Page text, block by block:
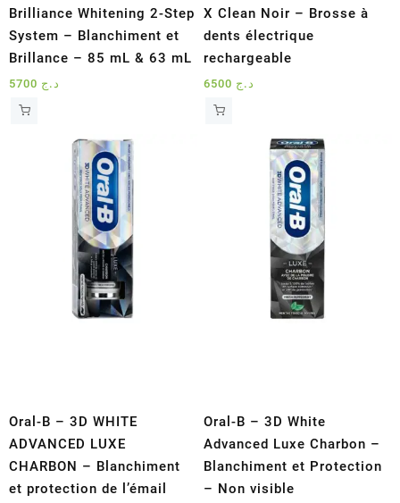
Brilliance Whitening 2-Step
System – Blanchiment et
Brillance – 85 mL & 63 mL
د.ج
X Clean Noir – Brosse à
dents électrique
rechargeable
د.ج
Oral-B – 3D WHITE
ADVANCED LUXE
CHARBON – Blanchiment
et protection de l’émail
Oral-B – 3D White
Advanced Luxe Charbon –
Blanchiment et Protection
– Non visible